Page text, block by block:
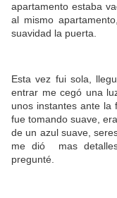
apartamento estaba
al mismo
suavidad la puerta.
Esta vez fui sola,
entrar me cegó una
unos instantes ante la
fue tomando suave,
de un azul suave,
me dió mas
pregunté.